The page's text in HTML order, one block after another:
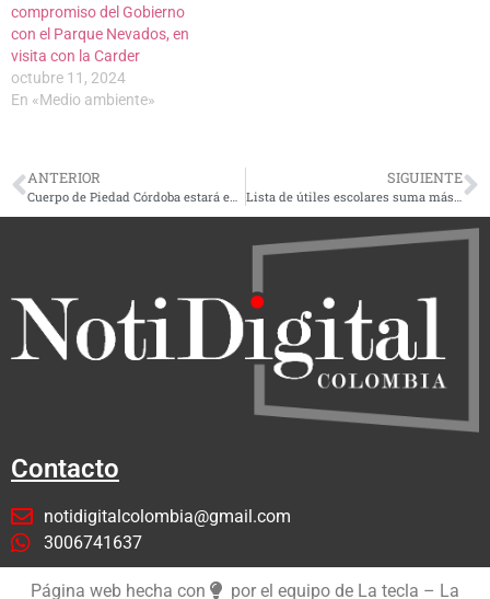
compromiso del Gobierno
con el Parque Nevados, en
visita con la Carder
octubre 11, 2024
En «Medio ambiente»
ANTERIOR SIGUIENTE
Contacto
notidigitalcolombia@gmail.com
3006741637
Página web hecha con por el equipo de La tecla – La